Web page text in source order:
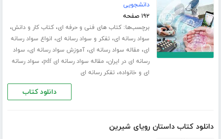
دانشجویی
۱۹۲ صفحه
برچسب‌ها:کتاب های فنی و حرفه ای،کتاب کار و دانش،
سواد رسانه ای، تفکر و سواد رسانه ای، انواع سواد رسانه
ای، مقاله سواد رسانه ای،آموزش سواد رسانه ای، سواد
رسانه ای در ایران، مقاله سواد رسانه ای pdf ، سواد رسانه
ای و خانواده، تفکر رسانه ای
دانلود کتاب
دانلود کتاب داستان رویای شیرین